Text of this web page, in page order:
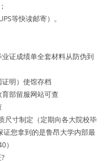
等快读邮寄）。
证成绩单全套材料从防伪到
明）使馆存档
部留服网站可查
尺寸制定（定期向各大院校毕
证您拿到的是鲁昂大学内部最
）